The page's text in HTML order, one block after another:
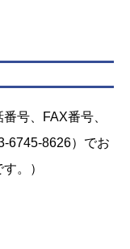
号、FAX番号、
6745-8626）でお
。）